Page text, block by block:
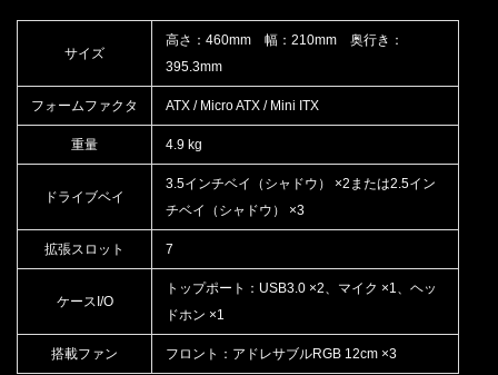
サイズ
高さ：460mm 幅：210mm 奥行き：
395.3mm
フォームファクタ ATX / Micro ATX / Mini ITX
重量 4.9 kg
ドライブベイ
3.5インチベイ（シャドウ） ×2または2.5イン
チベイ（シャドウ） ×3
拡張スロット 7
ケースI/O
トップポート：USB3.0 ×2、マイク ×1、ヘッ
ドホン ×1
搭載ファン フロント：アドレサブルRGB 12cm ×3